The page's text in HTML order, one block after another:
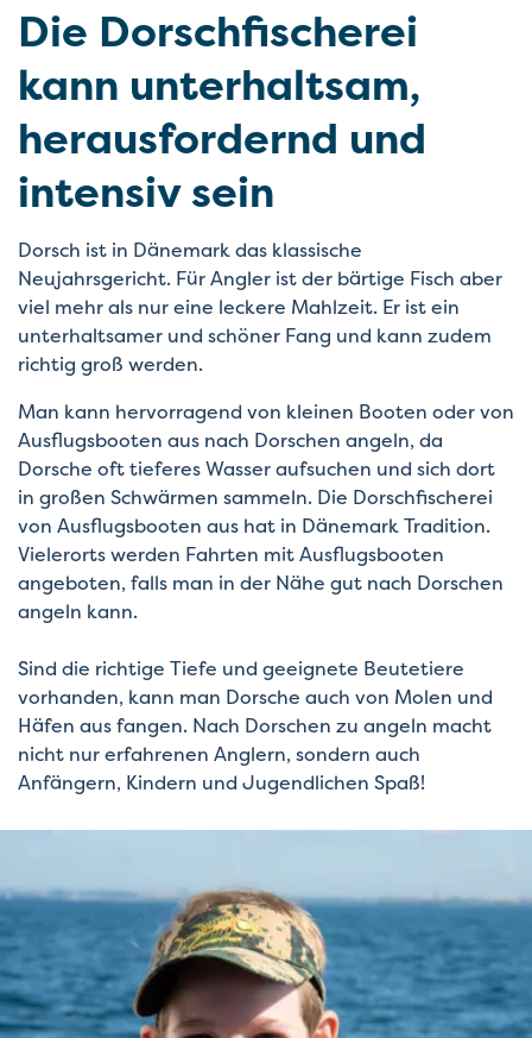
Die Dorschfischerei
kann unterhaltsam,
herausfordernd und
intensiv sein
Dorsch ist in Dänemark das klassische
Neujahrsgericht. Für Angler ist der bärtige Fisch aber
viel mehr als nur eine leckere Mahlzeit. Er ist ein
unterhaltsamer und schöner Fang und kann zudem
richtig groß werden.
Man kann hervorragend von kleinen Booten oder von
Ausflugsbooten aus nach Dorschen angeln, da
Dorsche oft tieferes Wasser aufsuchen und sich dort
in großen Schwärmen sammeln. Die Dorschfischerei
von Ausflugsbooten aus hat in Dänemark Tradition.
Vielerorts werden Fahrten mit Ausflugsbooten
angeboten, falls man in der Nähe gut nach Dorschen
angeln kann.
Sind die richtige Tiefe und geeignete Beutetiere
vorhanden, kann man Dorsche auch von Molen und
Häfen aus fangen. Nach Dorschen zu angeln macht
nicht nur erfahrenen Anglern, sondern auch
Anfängern, Kindern und Jugendlichen Spaß!